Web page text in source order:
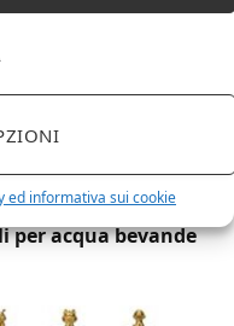
ed informativa sui cookie
PET
0,3 alta qualità
per acqua bevande